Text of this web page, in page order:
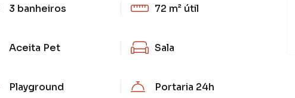
3 banheiros 72 m² útil
Aceita Pet Sala
Playground Portaria 24h